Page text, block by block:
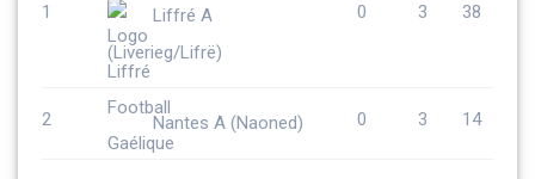
1
Liffré A
(Liverieg/Lifrë)
0 3 38
2 Nantes A (Naoned) 0 3 14